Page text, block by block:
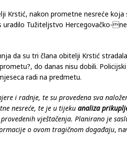
Krstić, nakon prometne nesreće koja
Tužiteljstvo Hercegovačko-
da su tri člana obitelji Krstić stradala
prometu?, do danas nisu dobili.
radi na predmetu.
i radnje, te su provedena sva
nesreće, te je u tijeku
analiza
vještačenja. Planirano je
o ovom tragičnom događaju